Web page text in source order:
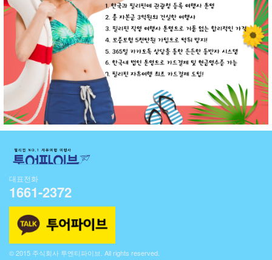
대표전화
1661-2372
© 2015 주식회사 투엔티파이브. All rights reserved.